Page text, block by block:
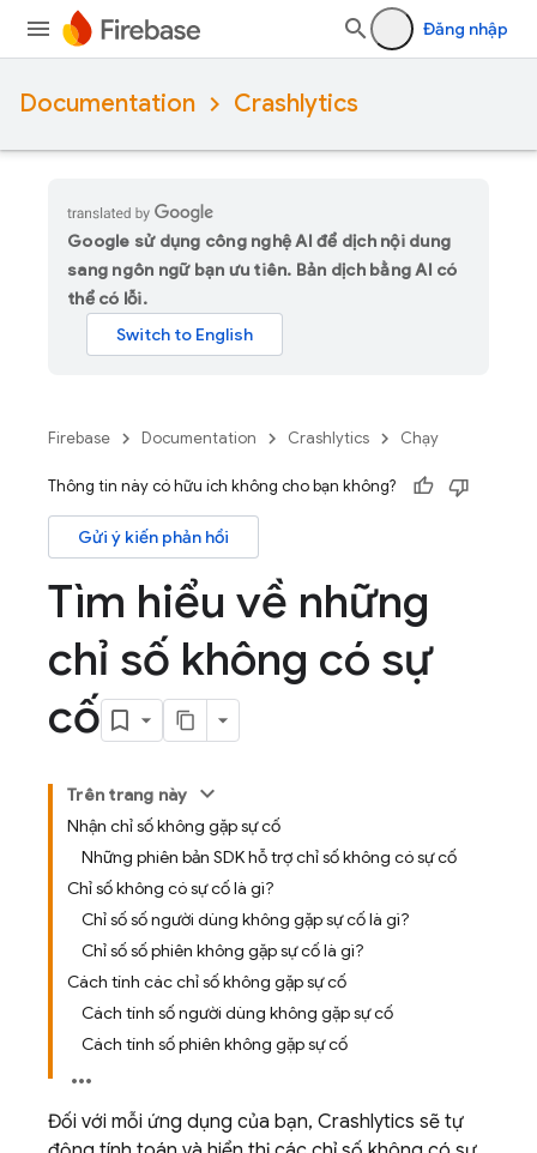
Đăng nhập
Documentation Crashlytics
Google sử dụng công nghệ AI để dịch nội dung
sang ngôn ngữ bạn ưu tiên. Bản dịch bằng AI có
thể có lỗi.
Firebase Documentation Crashlytics Chạy
Thông tin này có hữu ích không cho bạn không?
Gửi ý kiến phản hồi
Tìm hiểu về những
chỉ số không có sự
cố
Trên trang này
Nhận chỉ số không gặp sự cố
Những phiên bản SDK hỗ trợ chỉ số không có sự cố
Chỉ số không có sự cố là gì?
Chỉ số số người dùng không gặp sự cố là gì?
Chỉ số số phiên không gặp sự cố là gì?
Cách tính các chỉ số không gặp sự cố
Cách tính số người dùng không gặp sự cố
Cách tính số phiên không gặp sự cố
Đối với mỗi ứng dụng của bạn, Crashlytics sẽ tự